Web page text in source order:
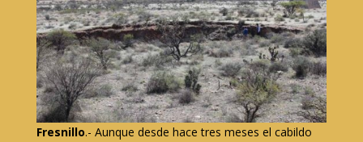
Fresnillo.- Aunque desde hace tres meses el cabildo